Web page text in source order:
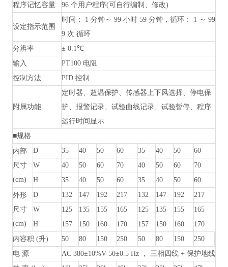
程序记忆容量
96 个用户程序(可自行编制、修改)
设定指示范围
时间：
1 分钟～ 99 小时 59 分钟，循环： 1 ～ 99
9 次 循环
分辨率
± 0.1℃
输入
PT100 电阻
控制方法
PID 控制
附属功能
定时器、超温保护、传感器上下风选择、停电保
护、报警记录、试验曲线记录、试验暂停、程序
运行时间显示
■规格
内部
尺寸
(cm)
D 35 40 50 60 35 40 50
60
W
40 50 60 70 40 50 60
70
H
35 40 50 60 35 40 50
60
外形
尺寸
(cm)
D 132 147 192 217 132 147 192
217
W
125 135 155 165 125 135 155
165
H
157 150 160 170 157 150 160
170
内容积 (升) 50 80 150 250 50 80 150
250
电 源
AC 380±10%V 50±0.5 Hz ， 三相四线 + 保护地线